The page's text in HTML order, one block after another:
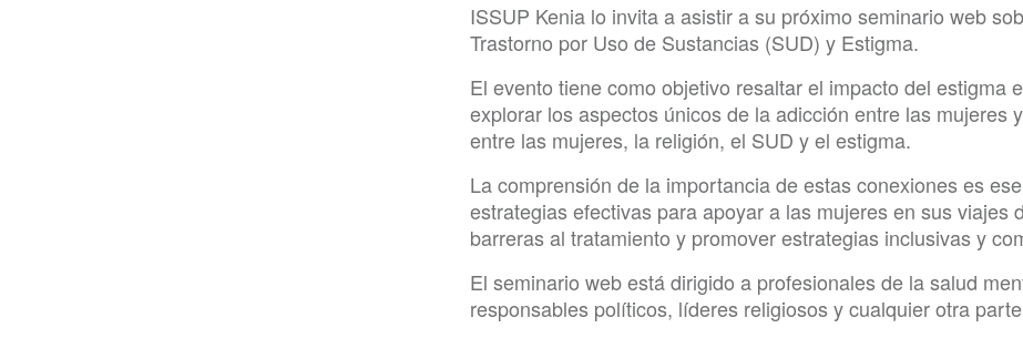
ISSUP Kenia lo invita a asistir a su próximo seminario web
Trastorno por Uso de Sustancias (SUD) y Estigma.
El evento tiene como objetivo resaltar el impacto del estigma
explorar los aspectos únicos de la adicción entre las mujeres
entre las mujeres, la religión, el SUD y el estigma.
La comprensión de la importancia de estas conexiones es
estrategias efectivas para apoyar a las mujeres en sus viajes
barreras al tratamiento y promover estrategias inclusivas y
El seminario web está dirigido a profesionales de la salud
responsables políticos, líderes religiosos y cualquier otra